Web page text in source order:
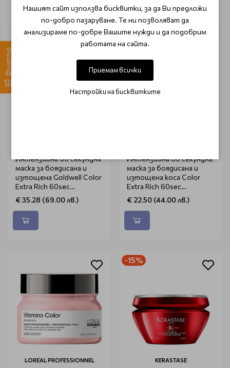
Филтър
Интензивна 60 секундна
маска за боядисана и
изтощена Goldwell Color
Extra Rich 60sec
Treatment 500ml
€ 35.28 (69.00 лв.)
Интензивна 60 секундна
маска за боядисана и
изтощена коса Color
Extra Rich 60sec
Treatment 200ml
€ 22.50 (44.00 лв.)
LOREAL PROFESSIONNEL
-15%
KERASTASE
Нашият сайт използва бисквитки, за да Ви предложи
по-добро пазаруване. Те ни позволяват да
анализираме по-добре Вашите нужди и да подобрим
работата на сайта.
Приемам всички
Настройки на бисквитките